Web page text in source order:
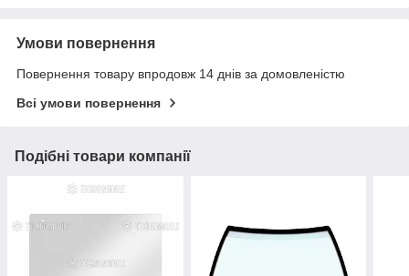
Умови повернення
Повернення товару впродовж 14 днів за домовленістю
Всі умови повернення
Подібні товари компанії